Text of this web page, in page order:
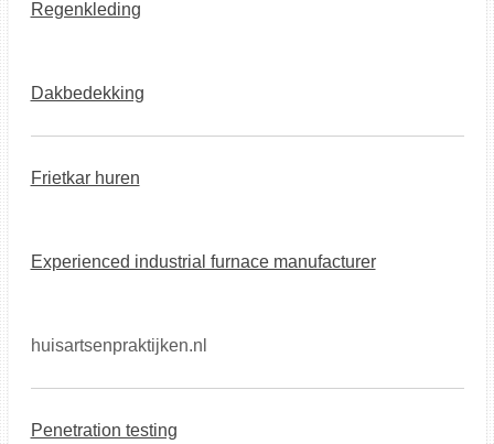
Regenkleding
Dakbedekking
Frietkar huren
Experienced industrial furnace manufacturer
huisartsenpraktijken.nl
Penetration testing